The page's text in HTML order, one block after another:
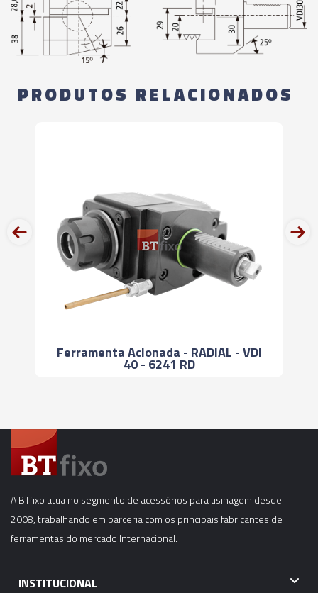
PRODUTOS RELACIONADOS
Ferramenta Acionada - RADIAL - VDI
40 - 6241 RD
prev next
A BTfixo atua no segmento de acessórios para usinagem desde
2008, trabalhando em parceria com os principais fabricantes de
ferramentas do mercado Internacional.
INSTITUCIONAL